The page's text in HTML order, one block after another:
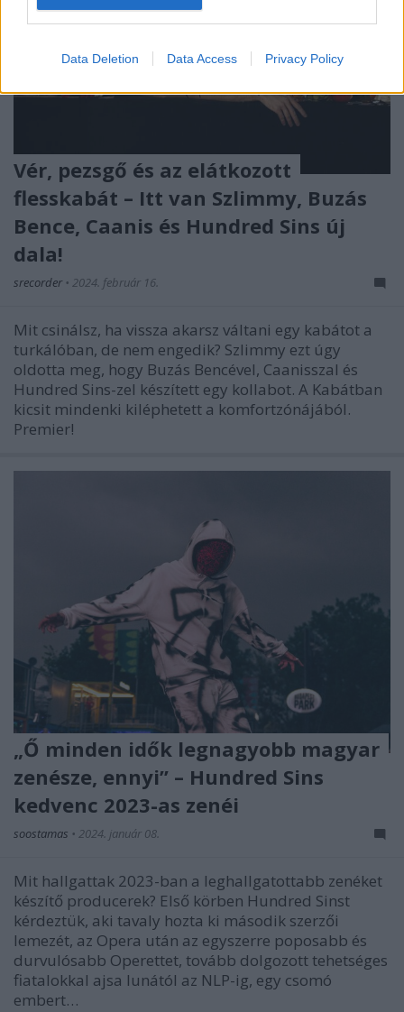
Data Deletion Data Access Privacy Policy
Vér, pezsgő és az elátkozott
flesskabát – Itt van Szlimmy, Buzás
Bence, Caanis és Hundred Sins új
dala!
srecorder • 2024. február 16.
Mit csinálsz, ha vissza akarsz váltani egy kabátot a
turkálóban, de nem engedik? Szlimmy ezt úgy
oldotta meg, hogy Buzás Bencével, Caanisszal és
Hundred Sins-zel készített egy kollabot. A Kabátban
kicsit mindenki kiléphetett a komfortzónájából.
Premier!
„Ő minden idők legnagyobb magyar
zenésze, ennyi” – Hundred Sins
kedvenc 2023-as zenéi
soostamas • 2024. január 08.
Mit hallgattak 2023-ban a leghallgatottabb zenéket
készítő producerek? Első körben Hundred Sinst
kérdeztük, aki tavaly hozta ki második szerzői
lemezét, az Opera után az egyszerre poposabb és
durvulósabb Operettet, tovább dolgozott tehetséges
fiatalokkal ajsa lunától az NLP-ig, egy csomó
embert…